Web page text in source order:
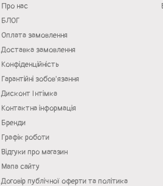
Про нас
БЛОГ
Оплата замовлення
Доставка замовлення
Конфіденційність
Гарантійні зобов'язання
Дисконт Інтімка
Контактна інформація
Бренди
Графік роботи
Відгуки про магазин
Мапа сайту
Договір публічної оферти та політика